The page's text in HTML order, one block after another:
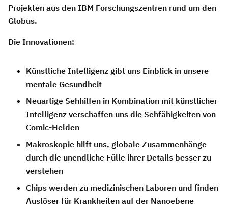
Projekten aus den IBM Forschungszentren rund um den
Globus.
Die Innovationen:
Künstliche Intelligenz gibt uns Einblick in unsere
mentale Gesundheit
Neuartige Sehhilfen in Kombination mit künstlicher
Intelligenz verschaffen uns die Sehfähigkeiten von
Comic-Helden
Makroskopie hilft uns, globale Zusammenhänge
durch die unendliche Fülle ihrer Details besser zu
verstehen
Chips werden zu medizinischen Laboren und finden
Auslöser für Krankheiten auf der Nanoebene